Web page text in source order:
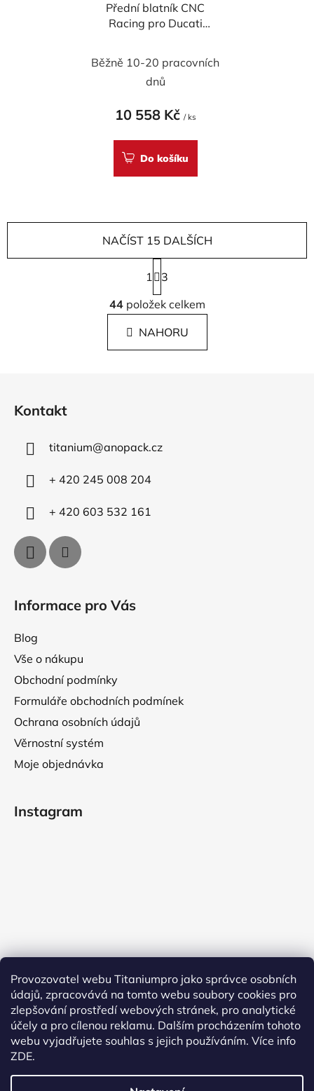
Provozovatel webu Titaniumpro jako správce osobních
údajů, zpracovává na tomto webu soubory cookies pro
zlepšování prostředí webových stránek, pro analytické
účely a pro cílenou reklamu. Dalším procházením tohoto
webu vyjadřujete souhlas s jejich používáním. Více info
ZDE.
Přední blatník CNC
Racing pro Ducati
Běžně 10-20 pracovních
dnů
10 558 Kč / ks
Do košíku
O
v
l
á
d
v
NAČÍST 15 DALŠÍCH
S
t
r
á
n
k
1
3
44položek celkem
NAHORU
Kontakt
titanium@anopack.cz
+ 420 245 008 204
+ 420 603 532 161
Informace pro Vás
Blog
Vše o nákupu
Obchodní podmínky
Formuláře obchodních podmínek
Ochrana osobních údajů
Věrnostní systém
Moje objednávka
Instagram
Sledovat na Instagramu
Facebook